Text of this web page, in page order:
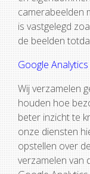
camerabeelden
is vastgelegd
de beelden
Google
Wij verzamelen
houden hoe
beter inzicht te
onze diensten
opstellen over
verzamelen van